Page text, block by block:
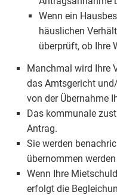
Wenn ein
häuslichen
überprüft, ob Ihre
Manchmal wird Ihre
das Amtsgericht
von der Übernahme
Das kommunale
Antrag.
Sie werden
übernommen
Wenn Ihre
erfolgt die